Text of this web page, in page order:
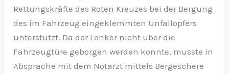
Rettungskräfte des Roten Kreuzes bei der Bergung
des im Fahrzeug eingeklemmten Unfallopfers
unterstützt. Da der Lenker nicht über die
Fahrzeugtüre geborgen werden konnte, musste in
Absprache mit dem Notarzt mittels Bergeschere